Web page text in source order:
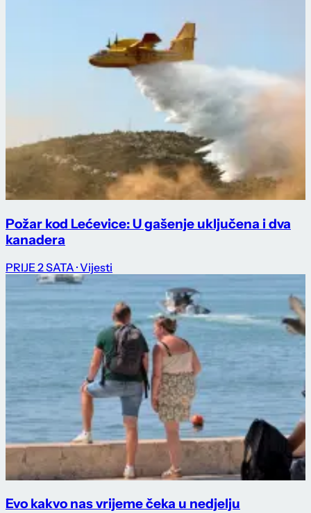
Požar kod Lećevice: U gašenje uključena i dva
kanadera
PRIJE 2 SATA · Vijesti
Evo kakvo nas vrijeme čeka u nedjelju